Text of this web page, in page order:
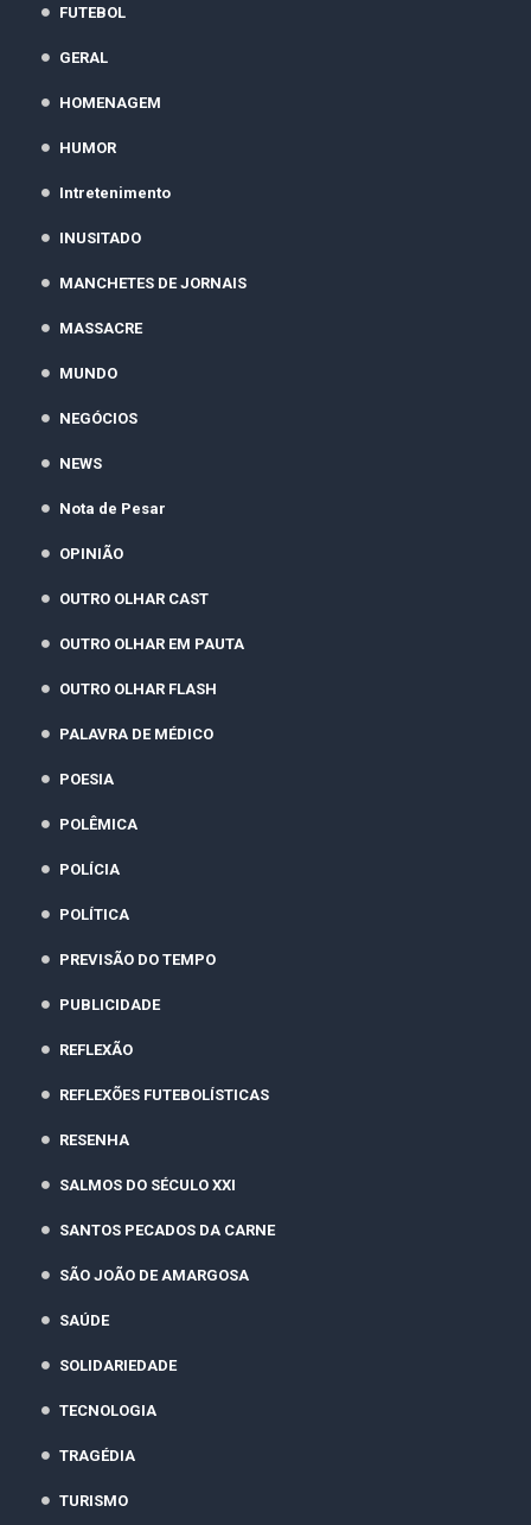
FUTEBOL
GERAL
HOMENAGEM
HUMOR
Intretenimento
INUSITADO
MANCHETES DE JORNAIS
MASSACRE
MUNDO
NEGÓCIOS
NEWS
Nota de Pesar
OPINIÃO
OUTRO OLHAR CAST
OUTRO OLHAR EM PAUTA
OUTRO OLHAR FLASH
PALAVRA DE MÉDICO
POESIA
POLÊMICA
POLÍCIA
POLÍTICA
PREVISÃO DO TEMPO
PUBLICIDADE
REFLEXÃO
REFLEXÕES FUTEBOLÍSTICAS
RESENHA
SALMOS DO SÉCULO XXI
SANTOS PECADOS DA CARNE
SÃO JOÃO DE AMARGOSA
SAÚDE
SOLIDARIEDADE
TECNOLOGIA
TRAGÉDIA
TURISMO